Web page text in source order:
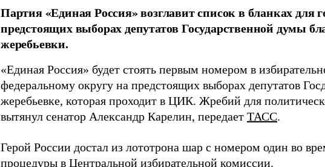
Партия «Единая Россия» возглавит список в бланках для
предстоящих выборах депутатов Государственной думы
жеребьевки.
«Единая Россия» будет стоять первым номером в
федеральному округу на предстоящих выборах депутатов
жеребьевке, которая проходит в ЦИК. Жребий для
вытянул сенатор Александр Карелин, передает ТАСС.
Герой России достал из лототрона шар с номером один во
процедуры в Центральной избирательной комиссии.